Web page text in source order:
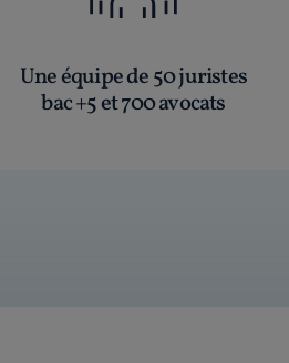
Une équipe de 50 juristes
bac +5 et 700 avocats